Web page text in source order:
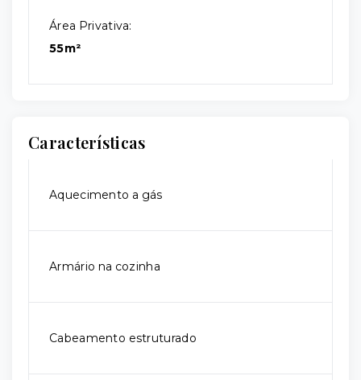
Área Privativa:
55m²
Características
Aquecimento a gás
Armário na cozinha
Cabeamento estruturado